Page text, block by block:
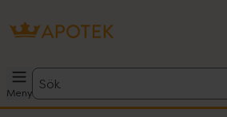
Meny
Sök